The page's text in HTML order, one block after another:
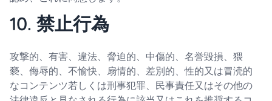
10. 禁止行為
攻撃的、有害、違法、脅迫的、中傷的、名誉毀損、猥
褻、侮辱的、不愉快、扇情的、差別的、性的又は冒涜的
なコンテンツ若しくは刑事犯罪、民事責任又はその他の